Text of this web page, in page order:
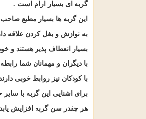
گربه ای بسیار ارام است .
این گربه ها بسیار مطیع
به نوازش و بغل کردن علاقه
بسیار انعطاف پذیر هستند و
با دیگران و مهمانان شما
با کودکان نیز روابط خوبی
برای اشنایی این گربه با
هر چقدر سن گربه افزایش